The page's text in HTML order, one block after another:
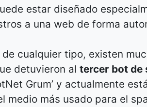
estar diseñado
a una web de forma
de cualquier tipo, existen
detuvieron al tercer bot de
Grum’ y actualmente
medio más usado para el